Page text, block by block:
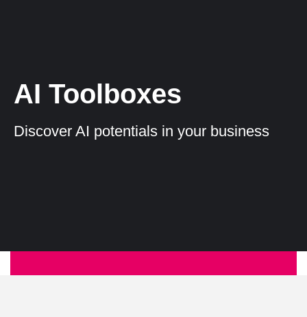
AI Toolboxes
Discover AI potentials in your business